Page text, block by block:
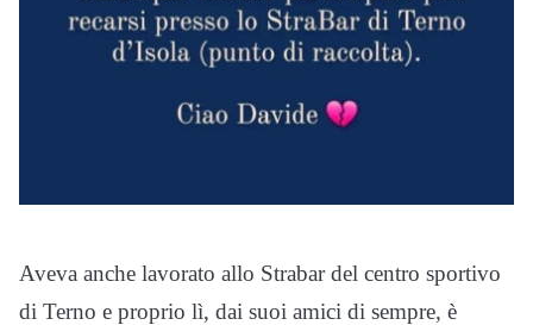
Aveva anche lavorato allo Strabar del centro sportivo
di Terno e proprio lì, dai suoi amici di sempre, è